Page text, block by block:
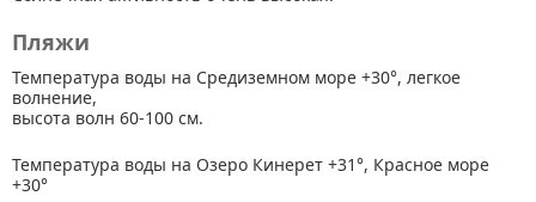
Пляжи
Температура воды на Средиземном море +30°, легкое
волнение,
высота волн 60-100 см.
Температура воды на Озеро Кинерет +31°, Красное море
+30°